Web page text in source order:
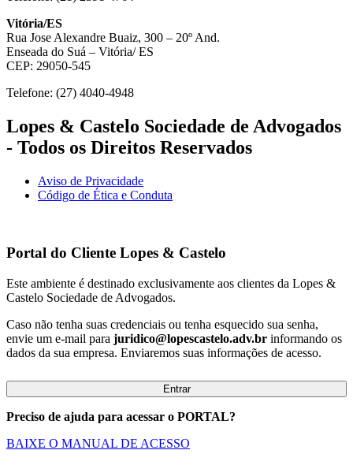
Vitória/ES
Rua Jose Alexandre Buaiz, 300 – 20º And.
Enseada do Suá – Vitória/ ES
CEP: 29050-545
Telefone: (27) 4040-4948
Lopes & Castelo Sociedade de Advogados
- Todos os Direitos Reservados
Aviso de Privacidade
Código de Ética e Conduta
Portal do Cliente Lopes & Castelo
Este ambiente é destinado exclusivamente aos clientes da Lopes &
Castelo Sociedade de Advogados.
Caso não tenha suas credenciais ou tenha esquecido sua senha,
envie um e-mail para juridico@lopescastelo.adv.br informando os
dados da sua empresa. Enviaremos suas informações de acesso.
Entrar
Preciso de ajuda para acessar o PORTAL?
BAIXE O MANUAL DE ACESSO